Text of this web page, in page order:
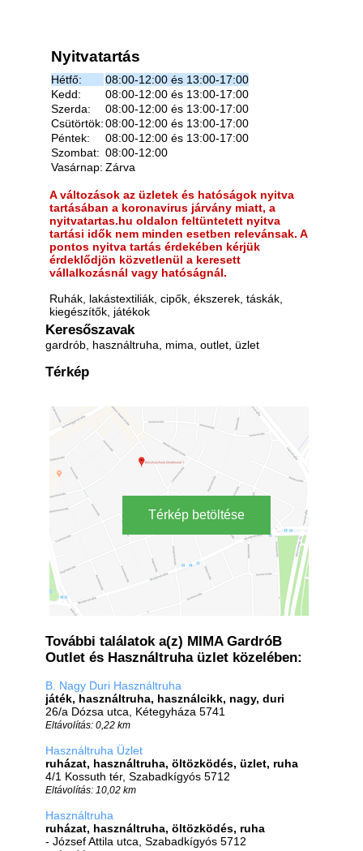
Nyitvatartás
Hétfő:
08:00-12:00 és 13:00-17:00
Kedd:
08:00-12:00 és 13:00-17:00
Szerda:
08:00-12:00 és 13:00-17:00
Csütörtök:08:00-12:00 és 13:00-17:00
Péntek:
08:00-12:00 és 13:00-17:00
Szombat: 08:00-12:00
Vasárnap: Zárva
A változások az üzletek és hatóságok nyitva
tartásában a koronavirus járvány miatt, a
nyitvatartas.hu oldalon feltüntetett nyitva
tartási idők nem minden esetben relevánsak. A
pontos nyitva tartás érdekében kérjük
érdeklődjön közvetlenül a keresett
vállalkozásnál vagy hatóságnál.
Ruhák, lakástextiliák, cipők, ékszerek, táskák,
kiegészítők, játékok
Keresőszavak
gardrób, használtruha, mima, outlet, üzlet
Térkép
Térkép betöltése
További találatok a(z) MIMA GardróB
Outlet és Használtruha üzlet közelében:
B. Nagy Duri Használtruha
játék, használtruha, használcikk, nagy, duri
26/a Dózsa utca, Kétegyháza 5741
Eltávolítás: 0,22 km
Használtruha Üzlet
ruházat, használtruha, öltözködés, üzlet, ruha
4/1 Kossuth tér, Szabadkígyós 5712
Eltávolítás: 10,02 km
Használtruha
ruházat, használtruha, öltözködés, ruha
- József Attila utca, Szabadkígyós 5712